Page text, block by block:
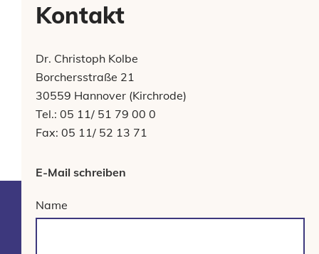
Kontakt
Dr. Christoph Kolbe
Borchersstraße 21
30559 Hannover (Kirchrode)
Tel.: 05 11/ 51 79 00 0
Fax: 05 11/ 52 13 71
E-Mail schreiben
Name